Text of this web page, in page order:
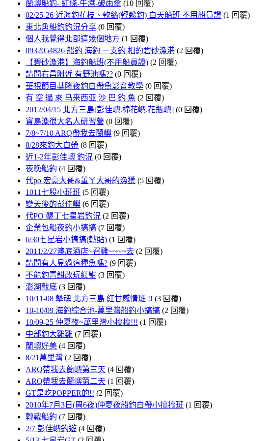
蘭嶼船釣- 紅條-牛港-破雨傘 (10 回覆)
02/25-26 近海釣花枝、軟絲(輕鬆釣) 白天船班 不用船員證 (1 回覆)
東北角船釣釣況分享 (0 回覆)
個人我覺得北部這幾個地方 (1 回覆)
0932054826 船釣 海釣 一支釣 相約碧砂漁港 (2 回覆)
【碧砂漁港】海釣船班(不用船員證) (2 回覆)
請問右昌附近 有野池嗎?? (0 回覆)
華視節目基隆夜釣白帶魚影音教學 (0 回覆)
有 空 過 來 马来西亚 沙 巴 釣 魚 (2 回覆)
2012/04/15 北方三島[彭佳嶼.棉花嶼.花瓶嶼] (0 回覆)
寶島漁很大名人研習營 (0 回覆)
7/8~7/10 ARQ帶我去蘭嶼 (9 回覆)
8/28來釣大白帶 (8 回覆)
近1-2年彭佳嶼 釣況 (0 回覆)
夜晚船釣 (4 回覆)
代po 宏豪大哥&董ㄚ大哥的漁獲 (5 回覆)
1011七股小班班 (5 回覆)
變天後的彭佳嶼 (6 回覆)
代PO 墾丁七星岩釣況 (2 回覆)
企業包船夜釣小搞搞 (7 回覆)
6/30七星岩小搞搞(轉貼) (1 回覆)
2011/2/27澳底酒店~召雞~~~~去 (2 回覆)
請問有人見過這種魚嗎? (9 回覆)
不能釣青魽改玩紅魽 (3 回覆)
澎湖敲底 (3 回覆)
10/11-08 擊魂 北方三島 紅甘感情班 !! (3 回覆)
10-10/09 海釣綜合池-萬里灣船釣小搞搞 (2 回覆)
10/09-25 仲夏夜~萬里灣小槁槁!!! (1 回覆)
中部釣大雞雞 (7 回覆)
蘭嶼好美 (4 回覆)
8/21萬里灣 (2 回覆)
ARQ帶我去蘭嶼第三天 (4 回覆)
ARQ帶我去蘭嶼第二天 (1 回覆)
GT是吃POPPER的!! (2 回覆)
2010年7月3日(周6夜)仲夏夜船釣白帶小搞搞班 (1 回覆)
轉戰船釣 (7 回覆)
2/7 彭佳嶼釣遊 (4 回覆)